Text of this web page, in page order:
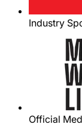
Industry
Official